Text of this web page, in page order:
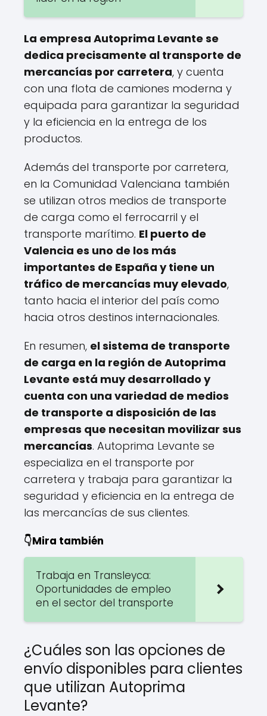
La empresa Autoprima Levante se
dedica precisamente al transporte de
mercancías por carretera, y cuenta
con una flota de camiones moderna y
equipada para garantizar la seguridad
y la eficiencia en la entrega de los
productos.
Además del transporte por carretera,
en la Comunidad Valenciana también
se utilizan otros medios de transporte
de carga como el ferrocarril y el
transporte marítimo. El puerto de
Valencia es uno de los más
importantes de España y tiene un
tráfico de mercancías muy elevado,
tanto hacia el interior del país como
hacia otros destinos internacionales.
En resumen, el sistema de transporte
de carga en la región de Autoprima
Levante está muy desarrollado y
cuenta con una variedad de medios
de transporte a disposición de las
empresas que necesitan movilizar sus
mercancías. Autoprima Levante se
especializa en el transporte por
carretera y trabaja para garantizar la
seguridad y eficiencia en la entrega de
las mercancías de sus clientes.
👇Mira también
Trabaja en Transleyca:
Oportunidades de empleo
en el sector del transporte
¿Cuáles son las opciones de
envío disponibles para clientes
que utilizan Autoprima
Levante?